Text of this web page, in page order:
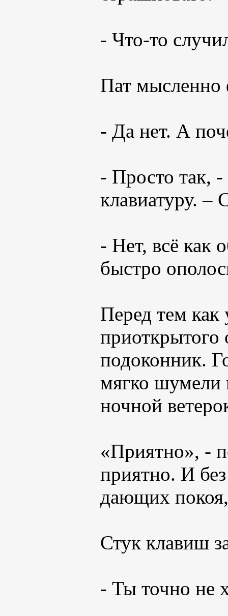
- Что-то
Пат мысленно
- Да нет. А
- Просто так, -
клавиатуру. –
- Нет, всё как
быстро
Перед тем как
приоткрытого
подоконник.
мягко шумели
ночной
«Приятно», -
приятно. И
дающих
Стук клавиш
- Ты точно не